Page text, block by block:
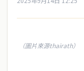
（圖片來源thairath）